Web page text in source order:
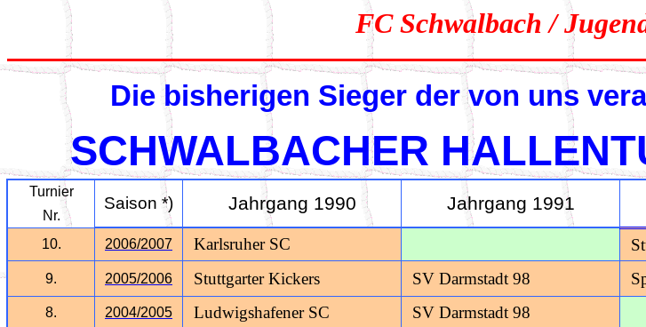
FC Schwalbach /
Die bisherigen Sieger der von uns
SCHWALBACHER
Turnier
Saison *) Jahrgang 1990 Jahrgang 1991
Nr.
10. 2006/2007 Karlsruher SC
9. 2005/2006 Stuttgarter Kickers SV Darmstadt 98
8. 2004/2005 Ludwigshafener SC SV Darmstadt 98